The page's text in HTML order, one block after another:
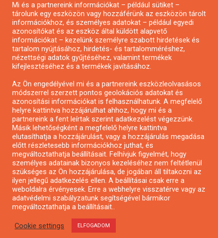
Pályázatírás civil szervezeteknek
Pályázatírás önkormányzatoknak
Pályázatfigyelés
Specifikus pályázatfigyelés vagy hírlevél
Pályázatok magánszemélyeknek
Pályázatok civil szervezeteknek
Pályázatok vállalkozásoknak
Önkormányzati pályázatok
Mezőgazdasági pályázatok
Falusi turizmus pályázatok
Napelem pályázatok
GINOP pályázatok
Mi és a partnereink információkat – például sütiket –
tárolunk egy eszközön vagy hozzáférünk az eszközön tárolt
információkhoz, és személyes adatokat – például egyedi
azonosítókat és az eszköz által küldött alapvető
információkat – kezelünk személyre szabott hirdetések és
tartalom nyújtásához, hirdetés- és tartalomméréshez,
nézettségi adatok gyűjtéséhez, valamint termékek
kifejlesztéséhez és a termékek javításához.
Az Ön engedélyével mi és a partnereink eszközleolvasásos
módszerrel szerzett pontos geolokációs adatokat és
azonosítási információkat is felhasználhatunk. A megfelelő
helyre kattintva hozzájárulhat ahhoz, hogy mi és a
partnereink a fent leírtak szerint adatkezelést végezzünk.
Másik lehetőségként a megfelelő helyre kattintva
elutasíthatja a hozzájárulást, vagy a hozzájárulás megadása
előtt részletesebb információkhoz juthat, és
megváltoztathatja beállításait. Felhívjuk figyelmét, hogy
személyes adatainak bizonyos kezeléséhez nem feltétlenül
szükséges az Ön hozzájárulása, de jogában áll tiltakozni az
ilyen jellegű adatkezelés ellen. A beállításai csak erre a
weboldalra érvényesek. Erre a webhelyre visszatérve vagy az
adatvédelmi szabályzatunk segítségével bármikor
megváltoztathatja a beállításait..
Cookie settings ELFOGADOM